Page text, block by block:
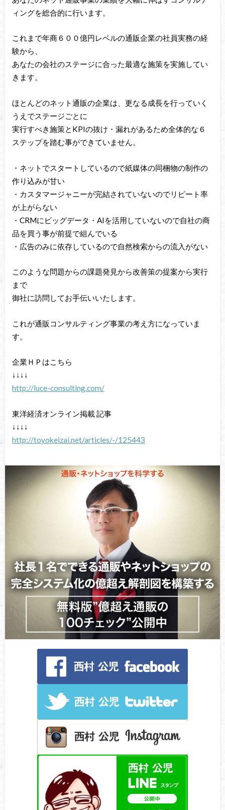
ィングを総合的に行います。
これまで年商６００億円レベルの通販企業の社員実務の経
験から、
あなたの会社のステージに合った最適な施策を実施してい
きます。
ほとんどのネット通販の企業は、更なる成長を行っていく
うえでステージごとに
実行すべき施策とKPIの抜け・漏れがあるため全体的な６
ステップを踏む事ができていません。
・ネットでスタートしているので紙媒体の同梱物の制作の
作り込みが甘い
・カスタマージャニーが完結されていないのでリピート率
が上がらない
・CRMにビッグデータ・AIを活用していないので自社の商
品を買う事が前提で組んでいる
・広告のみに依存しているので自然検索からの流入がない
このような問題からの課題発見から改善策の提案から実行
まで
御社に訪問してお手伝いいたします。
これが通販コンサルティング事業の考え方になっていま
す。
企業ＨＰはこちら
↓↓↓↓
http://luce-consulting.com/
東洋経済オンライン掲載 記事
↓↓↓↓
http://toyokeizai.net/articles/-/125443